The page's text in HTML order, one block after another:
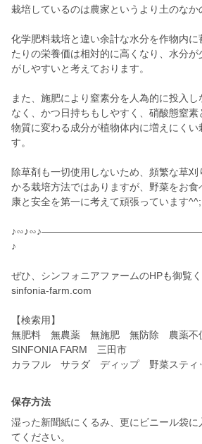
栽培しているのは農家というより土のな
化学肥料栽培と違い余計な水分を作物内
たりの栄養価は相対的に高くなり、水分が
がしやすいと考えております。
また、施肥により窒素分を人為的に投入
なく、かつ日持ちもしやすく、硝酸態窒
物質に変わる成分が植物体内に増えにくい
す。
除草剤も一切使用しないため、頻繁な草
かる栽培方法ではありますが、野菜をお
康と安全を第一に考えて頑張っています^^;
♪
ぜひ、シンフォニアファームのHPも御覧
sinfonia-farm.com
【検索用】
無肥料 無農薬 無施肥 無防除 農薬不
SINFONIA FARM 三田市
カラフル サラダ ディップ 野菜スティ
保存方法
湿った新聞紙にくるみ、更にビニール袋に
てください。